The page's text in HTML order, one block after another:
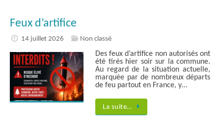
Feux d’artifice
14 juillet 2026 Non classé
Des feux d’artifice non autorisés ont
été tirés hier soir sur la commune.
Au regard de la situation actuelle,
marquée par de nombreux départs
de feu partout en France, y…
La suite…